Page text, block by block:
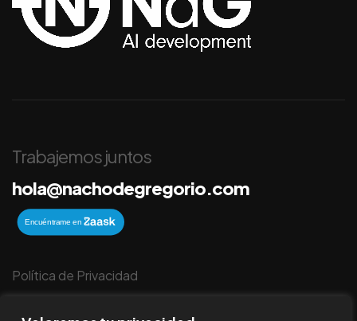
Trabajemos juntos
hola@nachodegregorio.com
Política de Privacidad